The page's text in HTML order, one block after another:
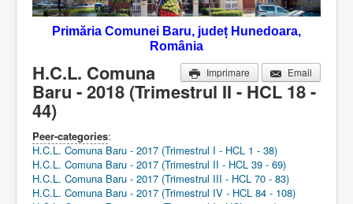
Contact
Servicii Online
Primăria Comunei Baru, județ Hunedoara,
România
Imprimare
Email
H.C.L. Comuna
Baru - 2018 (Trimestrul II - HCL 18 -
44)
Peer-categories:
H.C.L. Comuna Baru - 2017 (Trimestrul I - HCL 1 - 38)
H.C.L. Comuna Baru - 2017 (Trimestrul II - HCL 39 - 69)
H.C.L. Comuna Baru - 2017 (Trimestrul III - HCL 70 - 83)
H.C.L. Comuna Baru - 2017 (Trimestrul IV - HCL 84 - 108)